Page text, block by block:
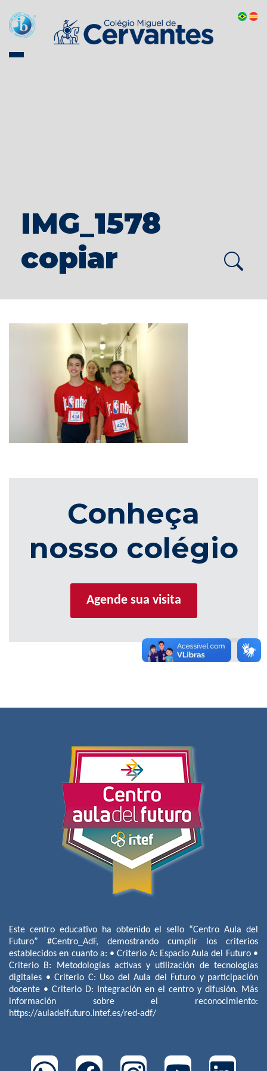
IMG_1578
copiar
Conheça
nosso colégio
Agende sua visita
Este centro educativo ha obtenido el sello “Centro Aula del
Futuro” #Centro_AdF, demostrando cumplir los criterios
establecidos en cuanto a: • Criterio A: Espacio Aula del Futuro •
Criterio B: Metodologías activas y utilización de tecnologías
digitales • Criterio C: Uso del Aula del Futuro y participación
docente • Criterio D: Integración en el centro y difusión. Más
información sobre el reconocimiento:
https://auladelfuturo.intef.es/red-adf/